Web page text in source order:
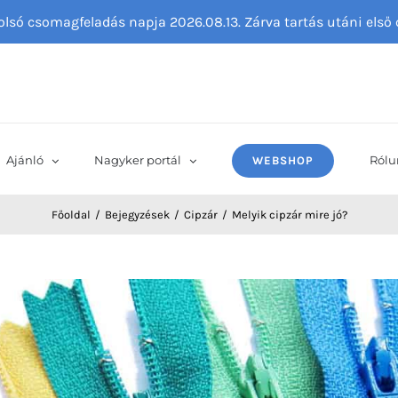
Ajánló Nagyker portál WEBSHOP
Főoldal Bejegyzések Cipzár Melyik cipzár mire jó?
csomagfeladás napja 2026.08.13. Zárva tartás utáni